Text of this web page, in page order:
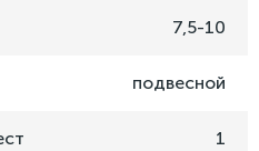
7,5-10
подвесной
1